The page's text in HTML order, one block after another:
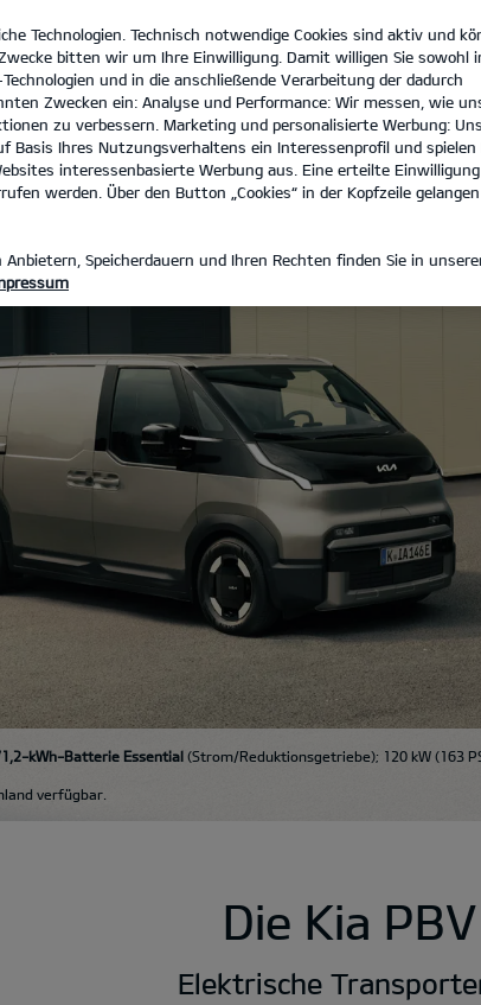
Procar Automobile Movement
kWh-Batterie Essential (Strom/Reduktionsgetriebe); 120 kW (163
verfügbar.
Die Kia
Elektrische
Technologien. Technisch notwendige Cookies sind aktiv und
bitten wir um Ihre Einwilligung. Damit willigen Sie sowohl
und in die anschließende Verarbeitung der dadurch
Zwecken ein: Analyse und Performance: Wir messen, wie
zu verbessern. Marketing und personalisierte Werbung:
Basis Ihres Nutzungsverhaltens ein Interessenprofil und spielen
interessenbasierte Werbung aus. Eine erteilte
werden. Über den Button „Cookies“ in der Kopfzeile gelangen
Speicherdauern und Ihren Rechten finden Sie in